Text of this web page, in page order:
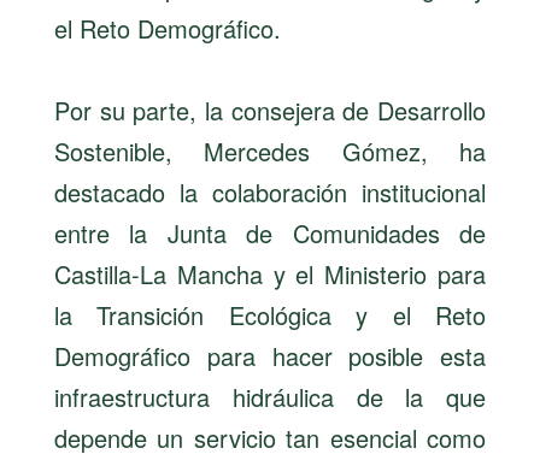
el Reto Demográfico.
Por su parte, la consejera de Desarrollo
Sostenible, Mercedes Gómez, ha
destacado la colaboración institucional
entre la Junta de Comunidades de
Castilla-La Mancha y el Ministerio para
la Transición Ecológica y el Reto
Demográfico para hacer posible esta
infraestructura hidráulica de la que
depende un servicio tan esencial como